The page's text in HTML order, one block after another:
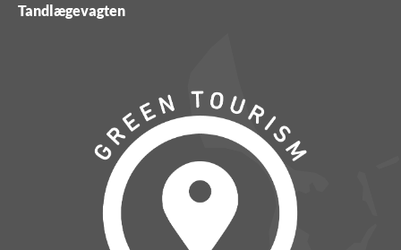
Tandlægevagten